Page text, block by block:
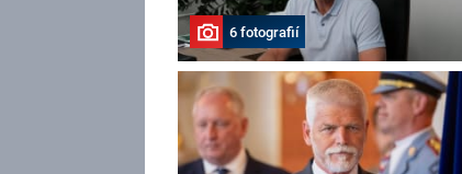
6 fotografií